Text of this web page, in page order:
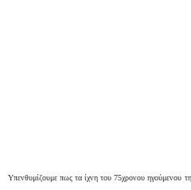
Υπενθυμίζουμε πως τα ίχνη του 75χρονου ηγούμενου